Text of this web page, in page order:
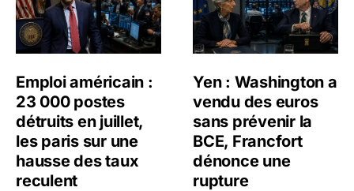
Emploi américain :
23 000 postes
détruits en juillet,
les paris sur une
hausse des taux
reculent
Yen : Washington a
vendu des euros
sans prévenir la
BCE, Francfort
dénonce une
rupture